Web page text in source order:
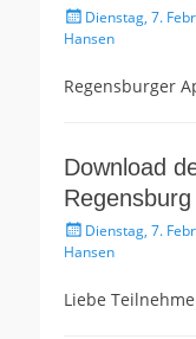
Gepostet
am
Dienstag, 7.
Hansen
Regensburger
Download
Gepostet
am
Dienstag, 7.
Hansen
Liebe